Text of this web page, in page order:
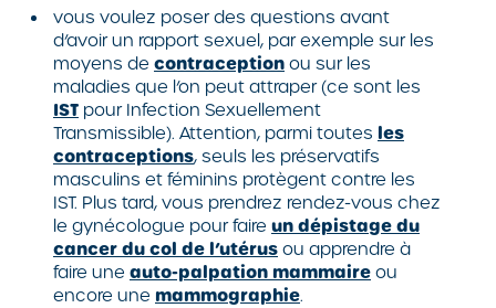
vous voulez poser des questions avant
d’avoir un rapport sexuel, par exemple sur les
moyens de contraceptionou sur les
maladies que l’on peut attraper (ce sont les
IST pour Infection Sexuellement
Transmissible). Attention, parmi toutes les
contraceptions, seuls les préservatifs
masculins et féminins protègent contre les
IST. Plus tard, vous prendrez rendez-vous chez
le gynécologue pour faire un dépistage du
cancer du col de l’utérusou apprendre à
faire une auto-palpation mammaireou
encore une mammographie.